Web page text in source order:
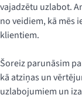
vajadzētu uzlabot.
no veidiem, kā mēs
klientiem.
Šoreiz parunāsim
kā atziņas un
uzlabojumiem un